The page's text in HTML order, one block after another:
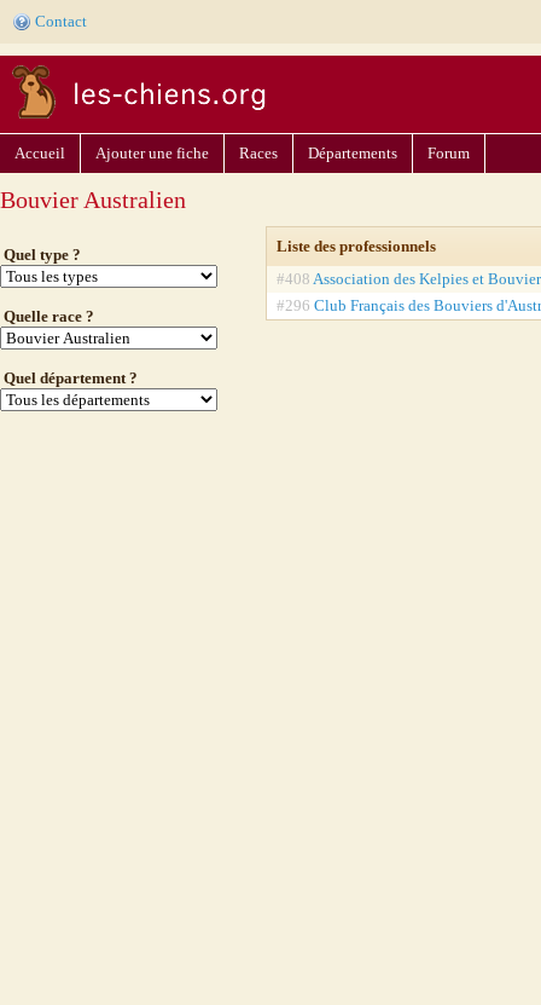
Contact
Accueil Ajouter une fiche Races Départements Forum
Bouvier Australien
Quel type ?
Quelle race ?
Quel département ?
Liste des professionnels
#408 Association des Kelpies et
#296 Club Français des Bouviers